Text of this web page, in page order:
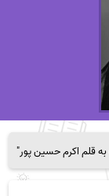
قلم اکرم حسین پور"